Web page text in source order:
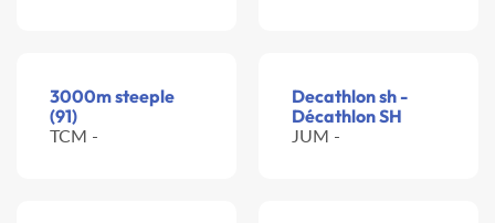
3000m steeple
(91)
TCM -
Decathlon sh -
Décathlon SH
JUM -